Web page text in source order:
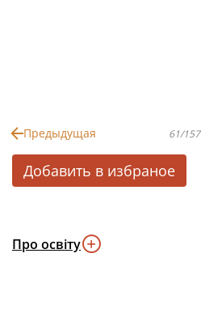
Предыдущая 61/157
Добавить в избраное
Про освіту